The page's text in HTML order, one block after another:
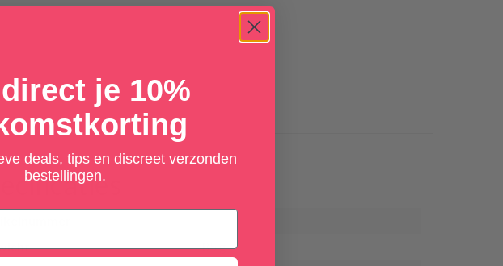
85 g
je 10%
deals, tips en discreet verzonden
bestellingen.